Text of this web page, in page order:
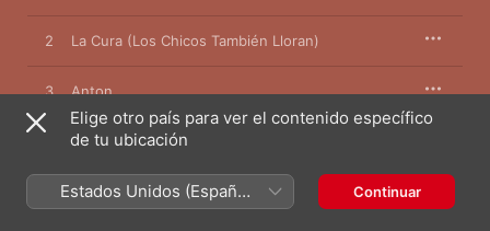
2 La Cura (Los Chicos También Lloran)
3 Anton
Muerte a Los Winona Riders
D.I.E (Dance In Ecstasy)
Elige otro país para ver el contenido específico
de tu ubicación
Estados Unidos (Español
México)
Continuar